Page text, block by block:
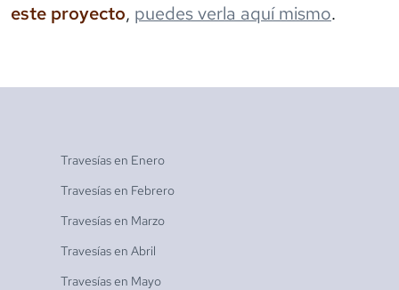
este proyecto, puedes verla aquí mismo.
Travesías en Enero
Travesías en Febrero
Travesías en Marzo
Travesías en Abril
Travesías en Mayo